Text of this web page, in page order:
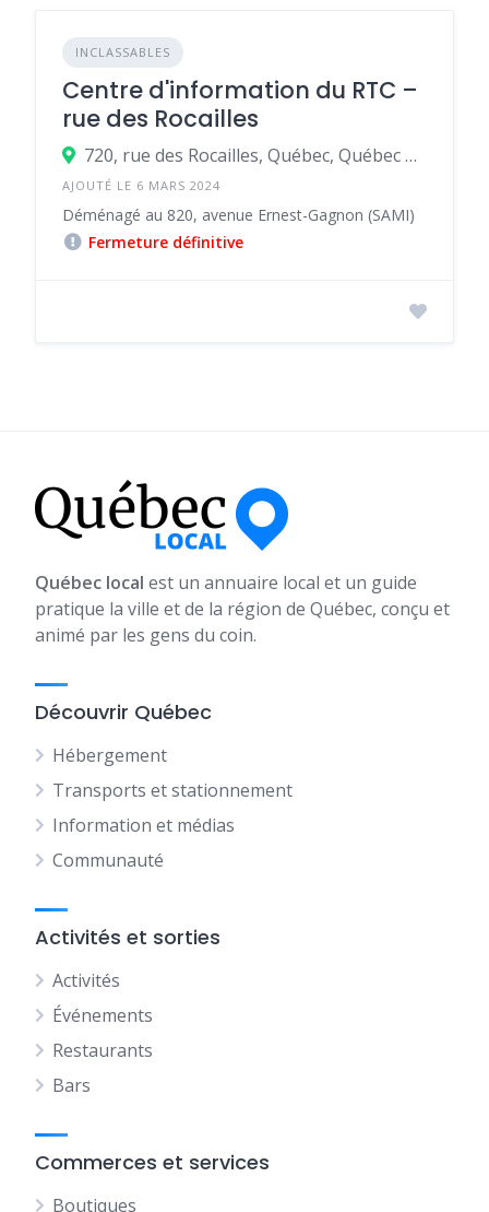
INCLASSABLES
Centre d'information du RTC –
rue des Rocailles
720, rue des Rocailles, Québec, Québec G2J 1A5, Canada
AJOUTÉ LE 6 MARS 2024
Déménagé au 820, avenue Ernest-Gagnon (SAMI)
Fermeture définitive
Québec local est un annuaire local et un guide
pratique la ville et de la région de Québec, conçu et
animé par les gens du coin.
Découvrir Québec
Hébergement
Transports et stationnement
Information et médias
Communauté
Activités et sorties
Activités
Événements
Restaurants
Bars
Commerces et services
Boutiques